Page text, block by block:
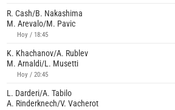
R. Cash/B. Nakashima
M. Arevalo/M. Pavic
Hoy / 18:45
K. Khachanov/A. Rublev
M. Arnaldi/L. Musetti
Hoy / 20:45
L. Darderi/A. Tabilo
A. Rinderknech/V. Vacherot